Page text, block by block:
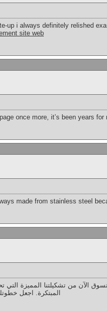
up i always definitely relished
site web
once more, it’s been years
made from stainless steel
الآن من تشكيلتنا المميزة التي
المبتكرة. اجعل